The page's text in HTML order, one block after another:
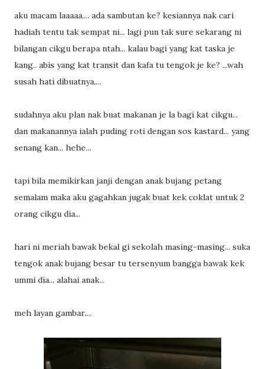
aku macam laaaaa.... ada sambutan ke? kesiannya nak cari
hadiah tentu tak sempat ni... lagi pun tak sure sekarang ni
bilangan cikgu berapa ntah... kalau bagi yang kat taska je
kang.. abis yang kat transit dan kafa tu tengok je ke? ...wah
susah hati dibuatnya....
sudahnya aku plan nak buat makanan je la bagi kat cikgu...
dan makanannya ialah puding roti dengan sos kastard... yang
senang kan... hehe...
tapi bila memikirkan janji dengan anak bujang petang
semalam maka aku gagahkan jugak buat kek coklat untuk 2
orang cikgu dia...
hari ni meriah bawak bekal gi sekolah masing-masing... suka
tengok anak bujang besar tu tersenyum bangga bawak kek
ummi dia... alahai anak...
meh layan gambar....